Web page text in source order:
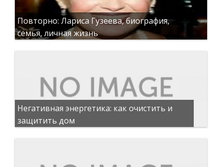
Повторно: Лариса Гузеева, биография,
семья, личная жизнь
Негативная энергетика: как очистить и
защитить дом